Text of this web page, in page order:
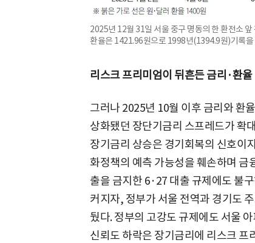
2025년 12월 31일 서울 중구 명동의 한 환전소
환율은 1421.96원으로 1998년(1394.9원)기록을
리스크 프리미엄이 뒤흔든 금리·환율
그러나 2025년 10월 이후 금리와 환
상화됐던 장단기금리 스프레드가 확
장기금리 상승은 경기회복의 신호이
화정책의 예측 가능성을 훼손하며 금
출을 금지한 6·27 대출 규제에도 불
커지자, 정부가 서울 전역과 경기도
뒀다. 정부의 고강도 규제에도 서울
신뢰도 하락은 장기금리에 리스크